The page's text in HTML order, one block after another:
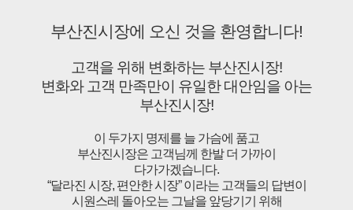
부산진시장에 오신 것을 환영합니다!
고객을 위해 변화하는 부산진시장!
변화와 고객 만족만이 유일한 대안임을 아는
부산진시장!
이 두가지 명제를 늘 가슴에 품고
부산진시장은 고객님께 한발 더 가까이
다가가겠습니다.
“달라진 시장, 편안한 시장” 이라는 고객들의 답변이
시원스레 돌아오는 그날을 앞당기기 위해